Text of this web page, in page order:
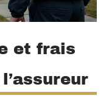
et frais